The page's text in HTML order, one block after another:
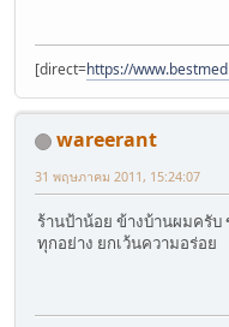
[direct=https://
wareerant
31 พฤษภาคม 2011, 15:24:07
ร้านป้าน้อย ข้างบ้านผมครั
ทุกอย่าง ยกเว้นความอร่อย